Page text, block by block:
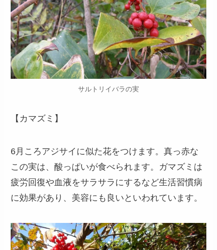
サルトリイバラの実
【カマズミ】
6月ころアジサイに似た花をつけます。真っ赤な
この実は、酸っぱいが食べられます。ガマズミは
疲労回復や血液をサラサラにするなど生活習慣病
に効果があり、美容にも良いといわれています。